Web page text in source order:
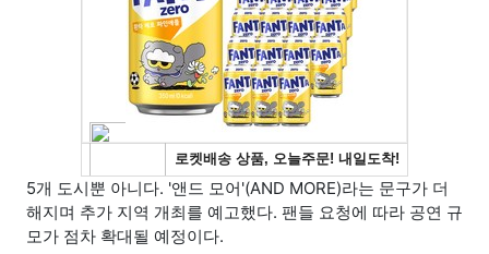
5개 도시뿐 아니다. '앤드 모어'(AND MORE)라는 문구가 더
해지며 추가 지역 개최를 예고했다. 팬들 요청에 따라 공연 규
모가 점차 확대될 예정이다.